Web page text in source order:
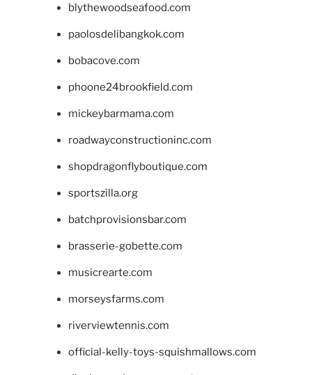
blythewoodseafood.com
paolosdelibangkok.com
bobacove.com
phoone24brookfield.com
mickeybarmama.com
roadwayconstructioninc.com
shopdragonflyboutique.com
sportszilla.org
batchprovisionsbar.com
brasserie-gobette.com
musicrearte.com
morseysfarms.com
riverviewtennis.com
official-kelly-toys-squishmallows.com